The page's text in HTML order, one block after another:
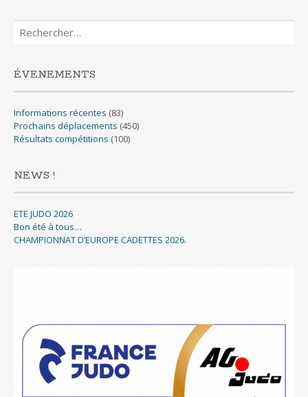
Rechercher :
ÉVENEMENTS
Informations récentes (83)
Prochains déplacements (450)
Résultats compétitions (100)
NEWS !
ETE JUDO 2026
Bon été à tous…
CHAMPIONNAT D’EUROPE CADETTES 2026.